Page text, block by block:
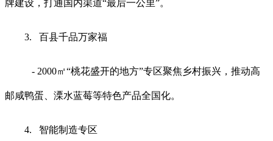
牌建设，打通国内渠道“最后一公里”。
3. 百县千品万家福
- 2000㎡“桃花盛开的地方”专区聚焦乡村振兴，推动高
邮咸鸭蛋、溧水蓝莓等特色产品全国化。
4. 智能制造专区